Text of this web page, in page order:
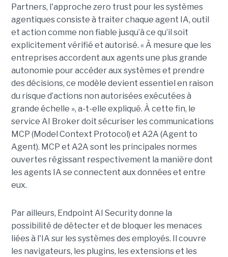
Partners, l'approche zero trust pour les systèmes
agentiques consiste à traiter chaque agent IA, outil
et action comme non fiable jusqu’à ce qu’il soit
explicitement vérifié et autorisé. « À mesure que les
entreprises accordent aux agents une plus grande
autonomie pour accéder aux systèmes et prendre
des décisions, ce modèle devient essentiel en raison
du risque d’actions non autorisées exécutées à
grande échelle », a-t-elle expliqué. À cette fin, le
service AI Broker doit sécuriser les communications
MCP (Model Context Protocol) et A2A (Agent to
Agent). MCP et A2A sont les principales normes
ouvertes régissant respectivement la manière dont
les agents IA se connectent aux données et entre
eux.
Par ailleurs, Endpoint AI Security donne la
possibilité de détecter et de bloquer les menaces
liées à l'IA sur les systèmes des employés. Il couvre
les navigateurs, les plugins, les extensions et les